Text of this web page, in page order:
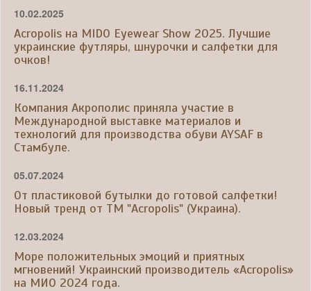
10.02.2025
Acropolis на MIDO Eyewear Show 2025. Лучшие
украинские футляры, шнурочки и салфетки для
очков!
16.11.2024
Компания Акрополис приняла участие в
Международной выставке материалов и
технологий для производства обуви AYSAF в
Стамбуле.
05.07.2024
От пластиковой бутылки до готовой салфетки!
Новый тренд от ТМ "Acropolis" (Украина).
12.03.2024
Море положительных эмоций и приятных
мгновений! Украинский производитель «Acropolis»
на МИО 2024 года.